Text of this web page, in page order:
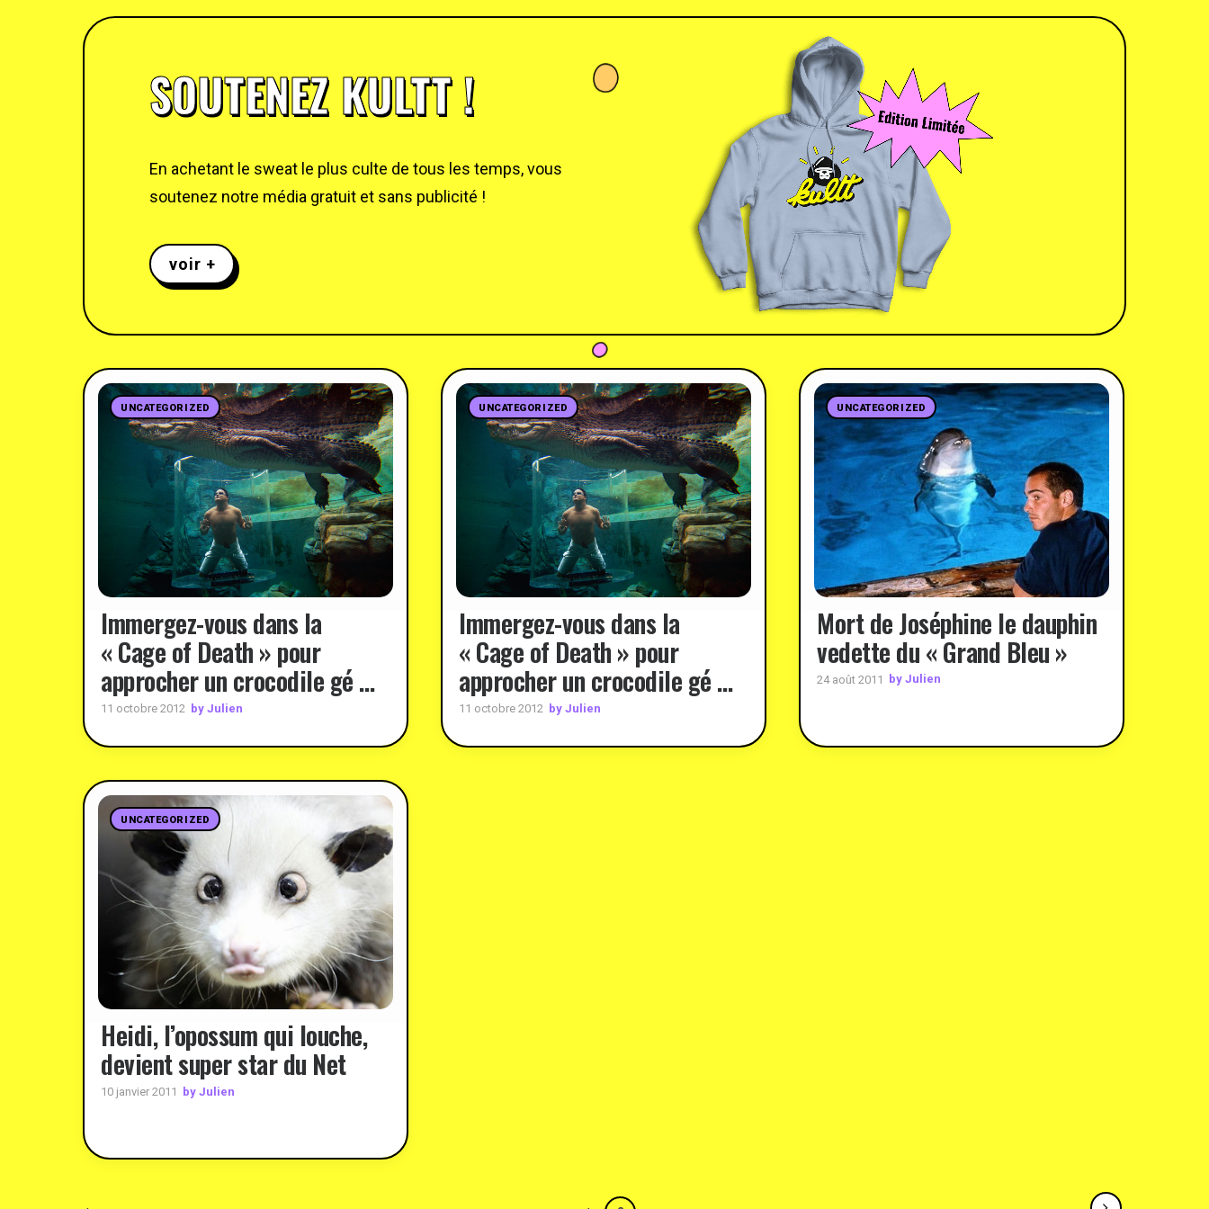
SOUTENEZ KULTT !
En achetant le sweat le plus culte de tous les temps, vous
soutenez notre média gratuit et sans publicité !
voir +
UNCATEGORIZED
Immergez-vous dans la
« Cage of Death » pour
approcher un crocodile gé …
11 octobre 2012 by Julien
UNCATEGORIZED
Immergez-vous dans la
« Cage of Death » pour
approcher un crocodile gé …
11 octobre 2012 by Julien
UNCATEGORIZED
Mort de Joséphine le dauphin
vedette du « Grand Bleu »
24 août 2011 by Julien
UNCATEGORIZED
Heidi, l’opossum qui louche,
devient super star du Net
10 janvier 2011 by Julien